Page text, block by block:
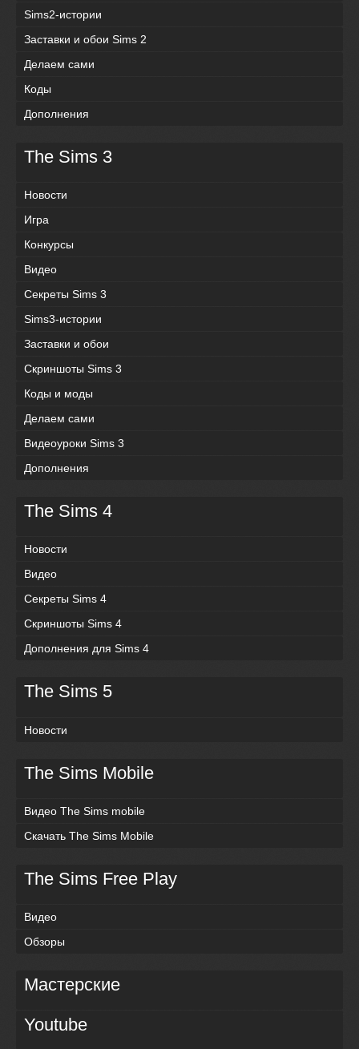
Sims2-истории
Заставки и обои Sims 2
Делаем сами
Коды
Дополнения
The Sims 3
Новости
Игра
Конкурсы
Видео
Секреты Sims 3
Sims3-истории
Заставки и обои
Скриншоты Sims 3
Коды и моды
Делаем сами
Видеоуроки Sims 3
Дополнения
The Sims 4
Новости
Видео
Секреты Sims 4
Скриншоты Sims 4
Дополнения для Sims 4
The Sims 5
Новости
The Sims Mobile
Видео The Sims mobile
Скачать The Sims Mobile
The Sims Free Play
Видео
Обзоры
Мастерские
Youtube